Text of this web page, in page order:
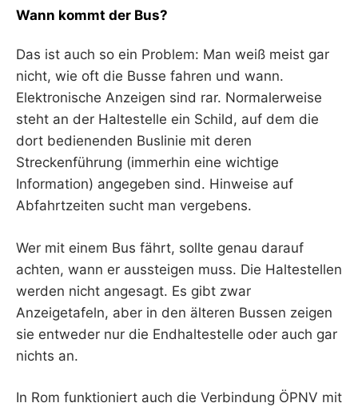
Wann kommt der Bus?
Das ist auch so ein Problem: Man weiß meist gar
nicht, wie oft die Busse fahren und wann.
Elektronische Anzeigen sind rar. Normalerweise
steht an der Haltestelle ein Schild, auf dem die
dort bedienenden Buslinie mit deren
Streckenführung (immerhin eine wichtige
Information) angegeben sind. Hinweise auf
Abfahrtzeiten sucht man vergebens.
Wer mit einem Bus fährt, sollte genau darauf
achten, wann er aussteigen muss. Die Haltestellen
werden nicht angesagt. Es gibt zwar
Anzeigetafeln, aber in den älteren Bussen zeigen
sie entweder nur die Endhaltestelle oder auch gar
nichts an.
In Rom funktioniert auch die Verbindung ÖPNV mit